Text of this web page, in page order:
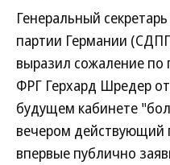
Генеральный
партии Германии
выразил сожаление по
ФРГ Герхард Шредер
будущем кабинете
вечером действующий
впервые публично